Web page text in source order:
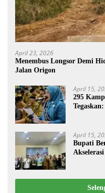
April 23, 2026
Menembus Longsor Demi
Jalan Origon
April 15,
295
April 15,
Bupati